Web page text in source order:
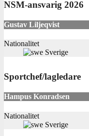
NSM-ansvarig 2026
Gustav Liljeqvist
Nationalitet
Sverige
Sportchef/lagledare
Hampus Konradsen
Nationalitet
Sverige